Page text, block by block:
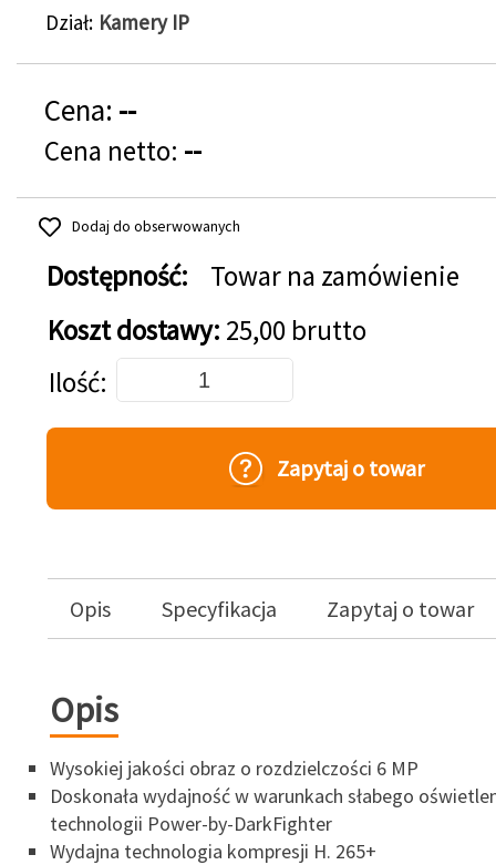
Dział Kamery IP
Cena: --
Cena netto: --
Dodaj do obserwowanych
Dostępność:
Towar na zamówienie
Koszt dostawy: 25,00 brutto
Dodaj do koszyka
Ilość
Zapytaj o towar
Opis Specyfikacja Zapytaj o towar
Opis
Wysokiej jakości obraz o rozdzielczości 6 MP
Doskonała wydajność w warunkach słabego
technologii Power-by-DarkFighter
Wydajna technologia kompresji H. 265+